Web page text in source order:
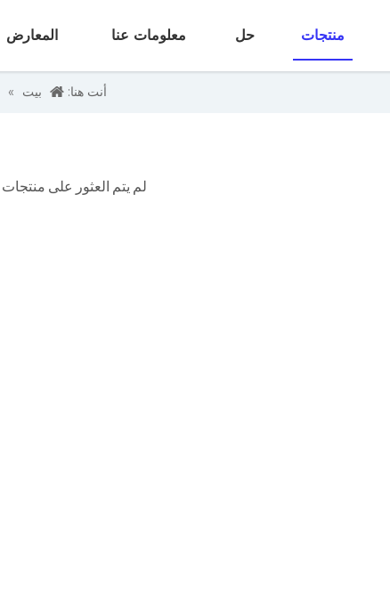
منتجات حل معلومات عنا المعارض
أنت هنا: بيت »
لم يتم العثور على منتجات